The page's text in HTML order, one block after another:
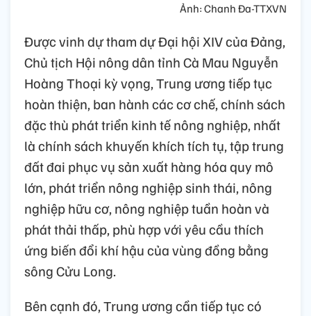
Ảnh: Chanh Đa-TTXVN
Được vinh dự tham dự Đại hội XIV của Đảng,
Chủ tịch Hội nông dân tỉnh Cà Mau Nguyễn
Hoàng Thoại kỳ vọng, Trung ương tiếp tục
hoàn thiện, ban hành các cơ chế, chính sách
đặc thù phát triển kinh tế nông nghiệp, nhất
là chính sách khuyến khích tích tụ, tập trung
đất đai phục vụ sản xuất hàng hóa quy mô
lớn, phát triển nông nghiệp sinh thái, nông
nghiệp hữu cơ, nông nghiệp tuần hoàn và
phát thải thấp, phù hợp với yêu cầu thích
ứng biến đổi khí hậu của vùng đồng bằng
sông Cửu Long.
Bên cạnh đó, Trung ương cần tiếp tục có